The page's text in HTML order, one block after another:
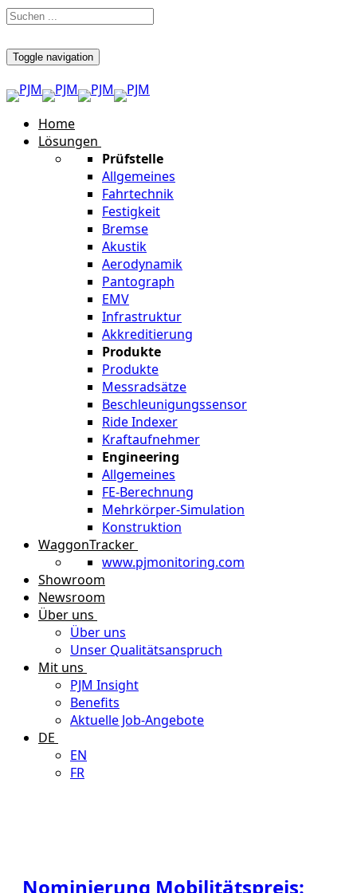
Toggle navigation
Home
Lösungen
Prüfstelle
Allgemeines
Fahrtechnik
Festigkeit
Bremse
Akustik
Aerodynamik
Pantograph
EMV
Infrastruktur
Akkreditierung
Produkte
Produkte
Messradsätze
Beschleunigungssensor
Ride Indexer
Kraftaufnehmer
Engineering
Allgemeines
FE-Berechnung
Mehrkörper-Simulation
Konstruktion
WaggonTracker
www.pjmonitoring.com
Showroom
Newsroom
Über uns
Über uns
Unser Qualitätsanspruch
Mit uns
PJM Insight
Benefits
Aktuelle Job-Angebote
DE
EN
FR
Nominierung Mobilitätspreis: